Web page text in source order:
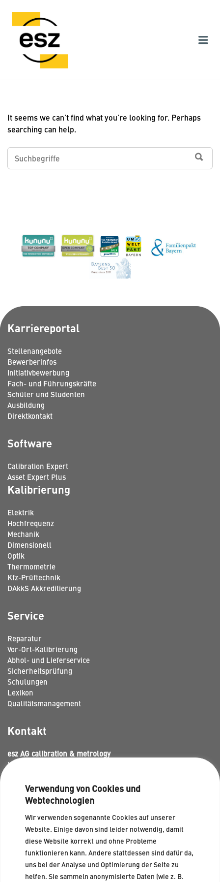
Verwendung von Cookies und
Webtechnologien
Wir verwenden sogenannte Cookies auf unserer
Website. Einige davon sind leider notwendig, damit
diese Website korrekt und ohne Probleme
funktionieren kann. Andere stattdessen sind dafür da,
uns bei der Analyse und Optimierung der Seite zu
helfen. Sie sammeln anonymisierte Daten (wie z. B.
It seems we can’t find what you’re looking for. Perhaps
searching can help.
Search for:
Karriereportal
Stellenangebote
Bewerberinfos
Initiativbewerbung
Fach- und Führungskräfte
Schüler und Studenten
Ausbildung
Direktkontakt
Software
Calibration Expert
Asset Expert Plus
Kalibrierung
Elektrik
Hochfrequenz
Mechanik
Dimensionell
Optik
Thermometrie
Kfz-Prüftechnik
DAkkS Akkreditierung
Service
Reparatur
Vor-Ort-Kalibrierung
Abhol- und Lieferservice
Sicherheitsprüfung
Schulungen
Lexikon
Qualitätsmanagement
Kontakt
esz AG calibration & metrology
Max-Planck-Str. 16
karriere@esz-ag.de
www.esz-ag.de
© esz AG calibration & metrology 2026|Datenschutz |Impressum
Richtlinien